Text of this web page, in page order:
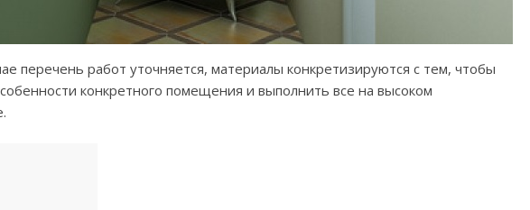
перечень работ уточняется, материалы конкретизируются с тем, чтобы
конкретного помещения и выполнить все на высоком